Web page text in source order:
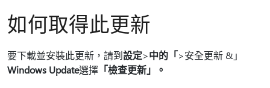
如何取得此更新
要下載並安裝此更新，請到設定>中的「>安全更新 &」
Windows Update選擇 「檢查更新」。